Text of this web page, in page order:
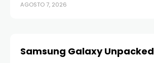
AGOSTO 7, 2026
Samsung Galaxy Unpacked